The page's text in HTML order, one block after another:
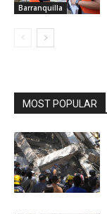
Barranquilla
MOST POPULAR